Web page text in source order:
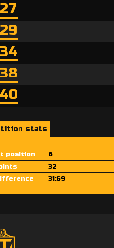
27
29
34
38
40
stats
position
6
32
31:69